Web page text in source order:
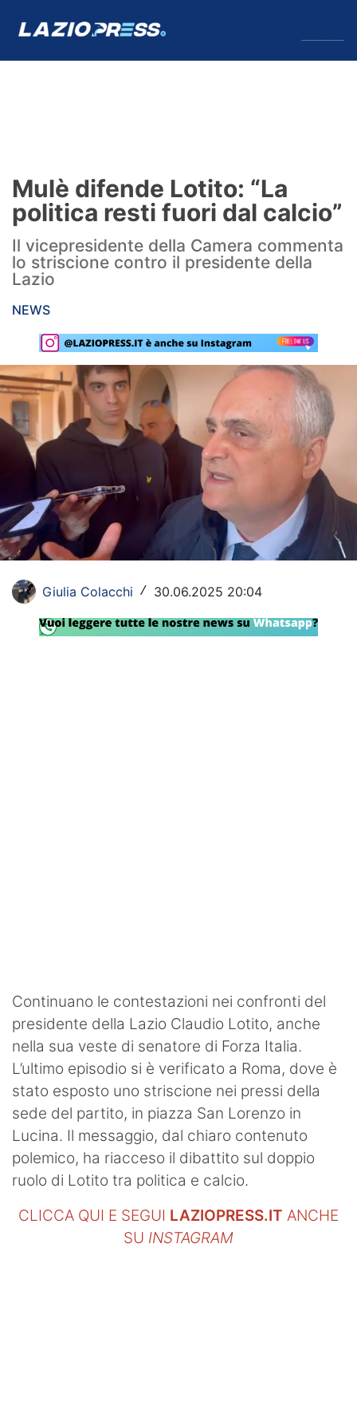
Formello
Infortuni
Primavera
Calciomercato
Lazio Women
Rassegna Lazio
Social
Calcio
Serie A
Champions League
Europa League
Altri Sport
Formula 1
Mulè difende Lotito: “La
politica resti fuori dal calcio”
Il vicepresidente della Camera commenta
lo striscione contro il presidente della
Lazio
NEWS
Giulia Colacchi / 30.06.2025 20:04
Continuano le contestazioni nei confronti del
presidente della Lazio Claudio Lotito, anche
nella sua veste di senatore di Forza Italia.
L’ultimo episodio si è verificato a Roma, dove è
stato esposto uno striscione nei pressi della
sede del partito, in piazza San Lorenzo in
Lucina. Il messaggio, dal chiaro contenuto
polemico, ha riacceso il dibattito sul doppio
ruolo di Lotito tra politica e calcio.
CLICCA QUI E SEGUI LAZIOPRESS.IT ANCHE
SU INSTAGRAM